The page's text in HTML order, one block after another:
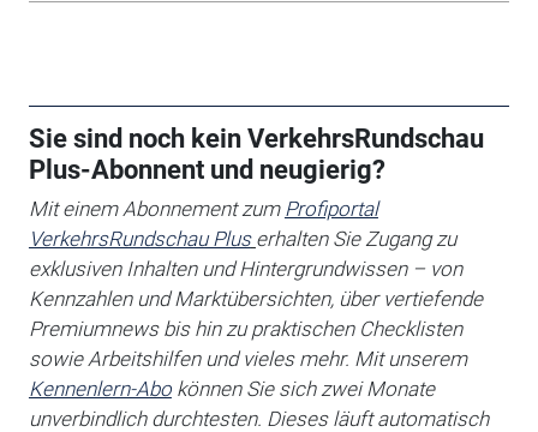
Sie sind noch kein VerkehrsRundschau
Plus-Abonnent und neugierig?
Mit einem Abonnement zum Profiportal
VerkehrsRundschau Plus erhalten Sie Zugang zu
exklusiven Inhalten und Hintergrundwissen – von
Kennzahlen und Marktübersichten, über vertiefende
Premiumnews bis hin zu praktischen Checklisten
sowie Arbeitshilfenund vieles mehr. Mit unserem
Kennenlern-Abokönnen Sie sich zwei Monate
unverbindlich durchtesten. Dieses läuft automatisch